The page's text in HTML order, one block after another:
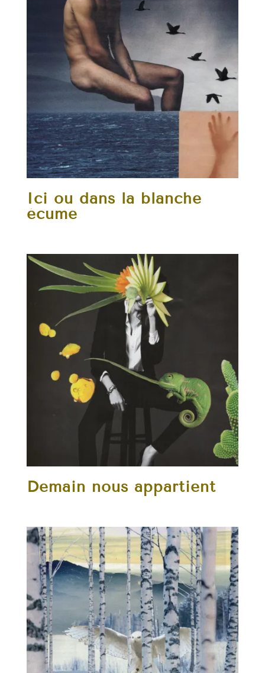
Ici ou dans la blanche
écume
Demain nous appartient